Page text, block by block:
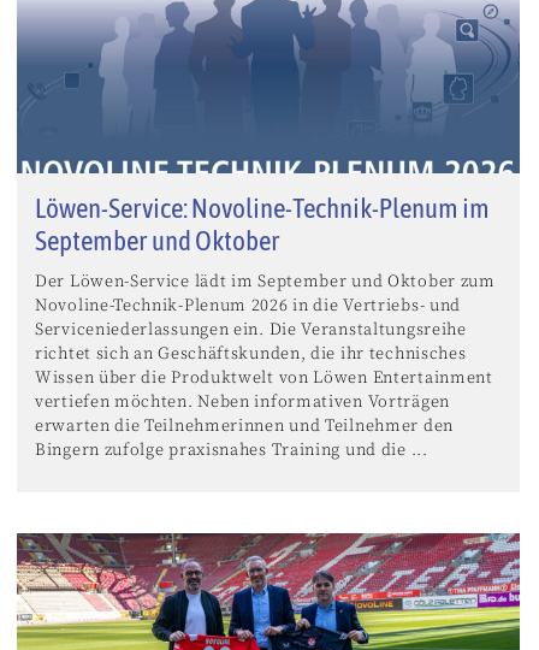
Löwen-Service: Novoline-Technik-Plenum im
September und Oktober
Der Löwen-Service lädt im September und Oktober zum
Novoline-Technik-Plenum 2026 in die Vertriebs- und
Serviceniederlassungen ein. Die Veranstaltungsreihe
richtet sich an Geschäftskunden, die ihr technisches
Wissen über die Produktwelt von Löwen Entertainment
vertiefen möchten. Neben informativen Vorträgen
erwarten die Teilnehmerinnen und Teilnehmer den
Bingern zufolge praxisnahes Training und die ...